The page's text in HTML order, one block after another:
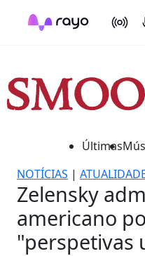
On Air
Últimas
NOTÍCIAS |
Zelensky
americano
"perspetivas